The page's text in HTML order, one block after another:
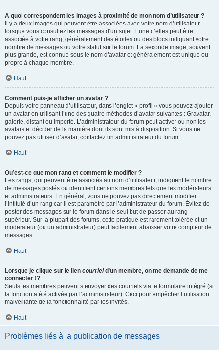
A quoi correspondent les images à proximité de mon nom d’utilisateur ?
Il y a deux images qui peuvent être associées avec votre nom d’utilisateur
lorsque vous consultez les messages d’un sujet. L’une d’elles peut être
associée à votre rang, généralement des étoiles ou des blocs indiquant votre
nombre de messages ou votre statut sur le forum. La seconde image, souvent
plus grande, est connue sous le nom d’avatar et généralement est unique ou
propre à chaque membre.
Haut
Comment puis-je afficher un avatar ?
Depuis votre panneau d’utilisateur, dans l’onglet « profil » vous pouvez ajouter
un avatar en utilisant l’une des quatre méthodes d’avatar suivantes : Gravatar,
galerie, distant ou importé. L’administrateur du forum peut activer ou non les
avatars et décider de la manière dont ils sont mis à disposition. Si vous ne
pouvez pas utiliser d’avatar, contactez un administrateur du forum.
Haut
Qu’est-ce que mon rang et comment le modifier ?
Les rangs, qui peuvent être associés au nom d’utilisateur, indiquent le nombre
de messages postés ou identifient certains membres tels que les modérateurs
et administrateurs. En général, vous ne pouvez pas directement modifier
l’intitulé d’un rang car il est paramétré par l’administrateur du forum. Évitez de
poster des messages sur le forum dans le seul but de passer au rang
supérieur. Sur la plupart des forums, cette pratique est rarement tolérée et un
modérateur (ou un administrateur) peut facilement abaisser votre compteur de
messages.
Haut
Lorsque je clique sur le lien courrield’un membre, on me demande de me
connecter !?
Seuls les membres peuvent s’envoyer des courriels via le formulaire intégré (si
la fonction a été activée par l’administrateur). Ceci pour empêcher l’utilisation
malveillante de la fonctionnalité par les invités.
Haut
Problèmes liés à la publication de messages